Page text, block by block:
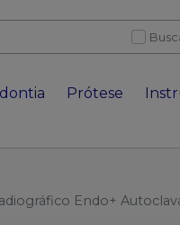
Prótese
Endo+